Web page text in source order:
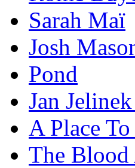
Sarah Maï
Josh
Pond
Jan
A Place
The Blood